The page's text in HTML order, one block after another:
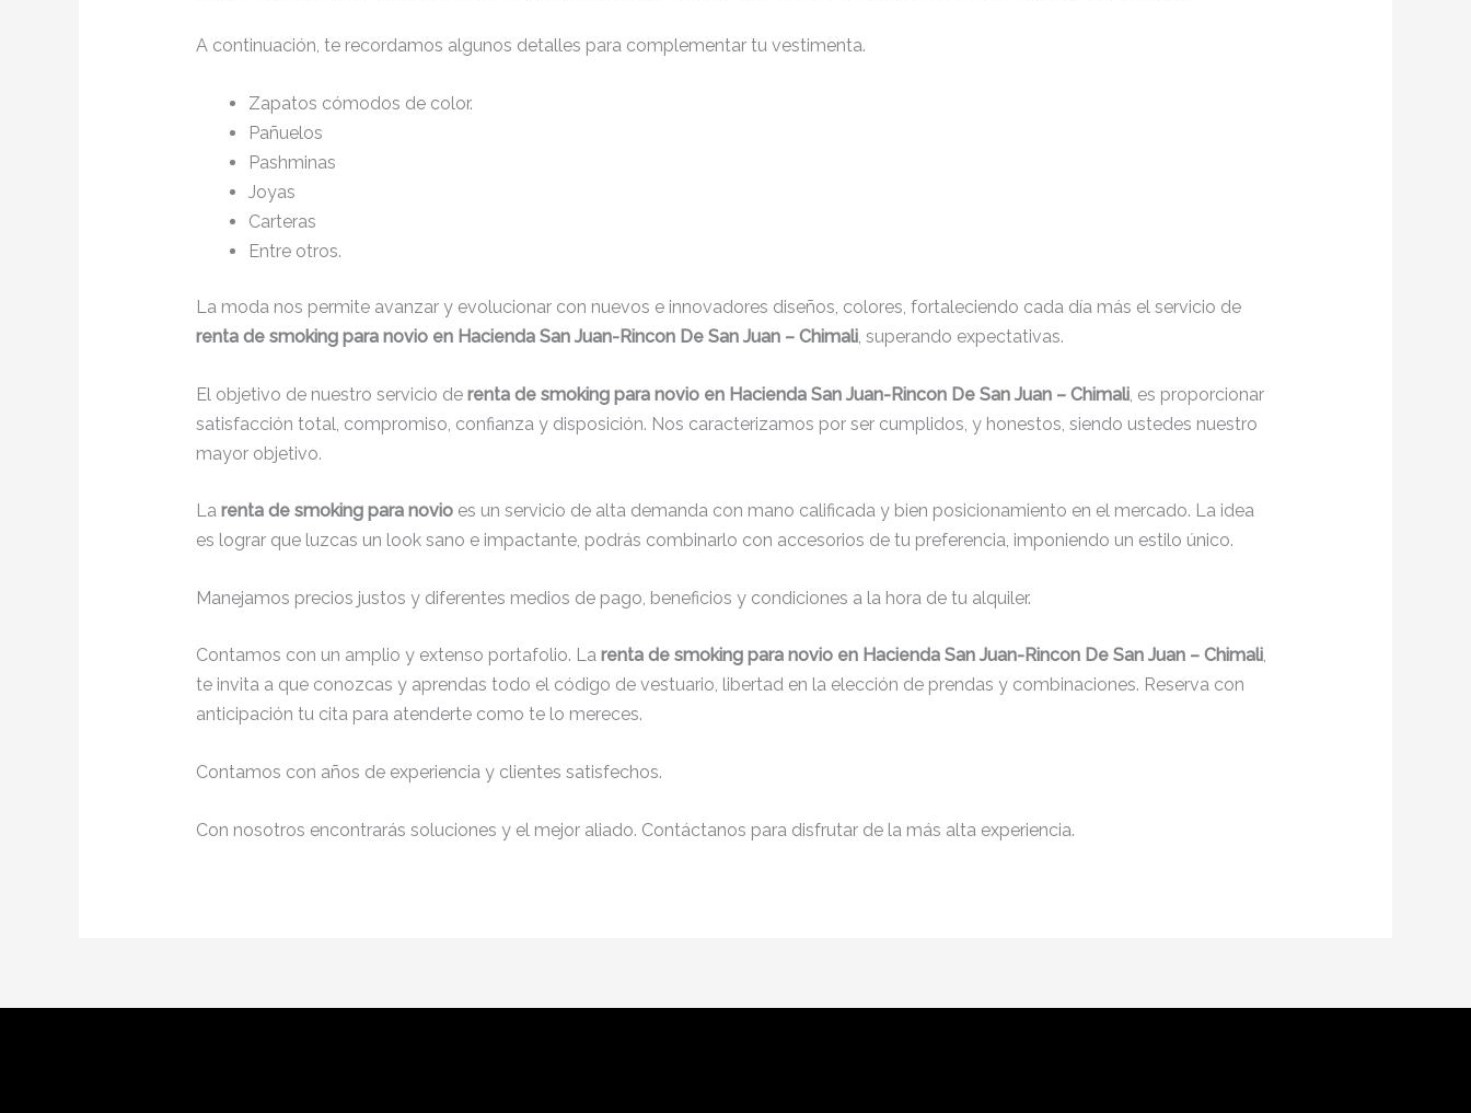
A continuación, te recordamos algunos detalles para complementar tu vestimenta.
Zapatos cómodos de color.
Pañuelos
Pashminas
Joyas
Carteras
Entre otros.
La moda nos permite avanzar y evolucionar con nuevos e innovadores diseños, colores, fortaleciendo cada día más el servicio de
renta de smoking para novio en Hacienda San Juan-Rincon De San Juan – Chimali, superando expectativas.
El objetivo de nuestro servicio de renta de smoking para novio en Hacienda San Juan-Rincon De San Juan – Chimali, es proporcionar
satisfacción total, compromiso, confianza y disposición. Nos caracterizamos por ser cumplidos, y honestos, siendo ustedes nuestro
mayor objetivo.
La renta de smoking para novio es un servicio de alta demanda con mano calificada y bien posicionamiento en el mercado. La idea
es lograr que luzcas un look sano e impactante, podrás combinarlo con accesorios de tu preferencia, imponiendo un estilo único.
Manejamos precios justos y diferentes medios de pago, beneficios y condiciones a la hora de tu alquiler.
Contamos con un amplio y extenso portafolio. La renta de smoking para novio en Hacienda San Juan-Rincon De San Juan – Chimali,
te invita a que conozcas y aprendas todo el código de vestuario, libertad en la elección de prendas y combinaciones. Reserva con
anticipación tu cita para atenderte como te lo mereces.
Contamos con años de experiencia y clientes satisfechos.
Con nosotros encontrarás soluciones y el mejor aliado. Contáctanos para disfrutar de la más alta experiencia.